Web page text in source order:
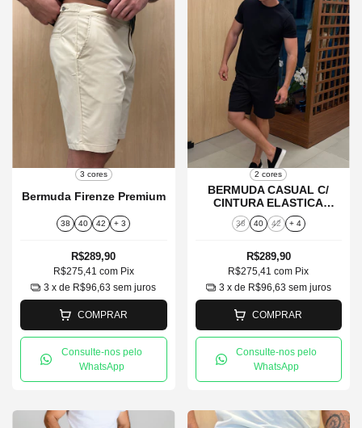
3 cores
Bermuda Firenze Premium
38 40 42 + 3
R$289,90
R$275,41 com Pix
3 x de R$96,63 sem juros
COMPRAR
Consulte-nos pelo
WhatsApp
2 cores
BERMUDA CASUAL C/
CINTURA ELASTICA
LUGANO
38 40 42 + 4
R$289,90
R$275,41com Pix
3 x de R$96,63 sem juros
COMPRAR
Consulte-nos pelo
WhatsApp